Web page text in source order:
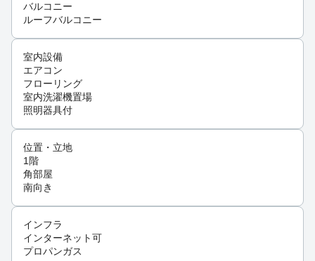
バルコニー
ルーフバルコニー
室内設備
エアコン
フローリング
室内洗濯機置場
照明器具付
位置・立地
1階
角部屋
南向き
インフラ
インターネット可
プロパンガス